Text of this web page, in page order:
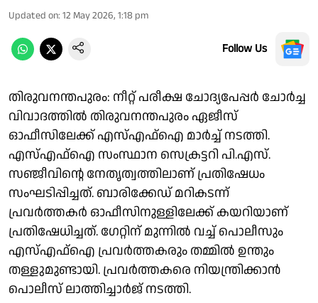
Updated on: 12 May 2026, 1:18 pm
Follow Us
തിരുവനന്തപുരം: നീറ്റ് പരീക്ഷ ചോദ്യപേപ്പർ ചോർച്ച
വിവാദത്തിൽ തിരുവനന്തപുരം ഏജീസ്
ഓഫീസിലേക്ക് എസ്എഫ്ഐ മാർച്ച് നടത്തി.
എസ്എഫ്‌ഐ സംസ്ഥാന സെക്രട്ടറി പി.എസ്.
സഞ്ജീവിന്റെ നേതൃത്വത്തിലാണ് പ്രതിഷേധം
സംഘടിപ്പിച്ചത്. ബാരിക്കേഡ് മറികടന്ന്
പ്രവര്‍ത്തകര്‍ ഓഫീസിനുള്ളിലേക്ക് കയറിയാണ്
പ്രതിഷേധിച്ചത്. ഗേറ്റിന് മുന്നില്‍ വച്ച് പൊലീസും
എസ്എഫ്‌ഐ പ്രവര്‍ത്തകരും തമ്മില്‍ ഉന്തും
തള്ളുമുണ്ടായി. പ്രവര്‍ത്തകരെ നിയന്ത്രിക്കാന്‍
പൊലീസ് ലാത്തിച്ചാര്‍ജ് നടത്തി.